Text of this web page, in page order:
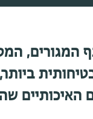
המגורים,